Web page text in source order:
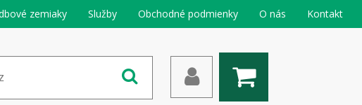
zemiaky Služby Obchodné podmienky O nás Kontakt